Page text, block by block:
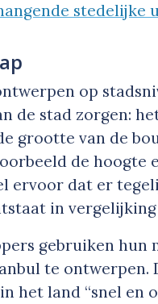
stedelijke
op
de stad zorgen:
grootte van de
de hoogte
ervoor dat er
in vergelijking
gebruiken hun
te
het land “snel en